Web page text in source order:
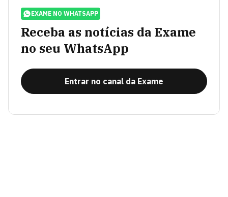
EXAME NO WHATSAPP
Receba as notícias da Exame
no seu WhatsApp
Entrar no canal da Exame